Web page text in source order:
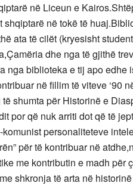
në Liceun e
në tokë të
ata të cilët (kryesisht
dhe nga të gjithë
nga biblioteka e tij apo edhe
në fillim të viteve ‘90
shumta për Historinë e
por që nuk arriti dot që të
personaliteteve
për të kontribuar në
me kontributin e madh për
shkronja të arta në